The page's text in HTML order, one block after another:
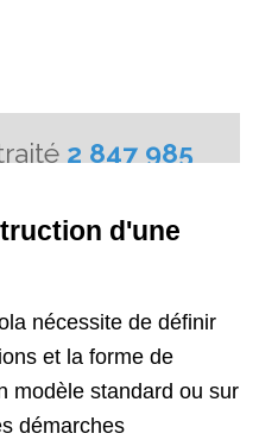
d'une
nécessite de définir
et la forme de
modèle standard ou sur
démarches